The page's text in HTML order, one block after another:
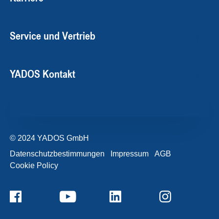
Service und Vertrieb
YADOS Kontakt
© 2024 YADOS GmbH
Datenschutzbestimmungen
Impressum
AGB
Cookie Policy